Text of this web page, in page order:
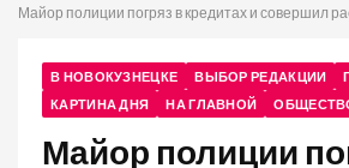
Майор полиции погряз в кредитах и совершил
В НОВОКУЗНЕЦКЕ ВЫБОР РЕДАКЦИИ
КАРТИНА ДНЯ
НА ГЛАВНОЙ
Майор полиции